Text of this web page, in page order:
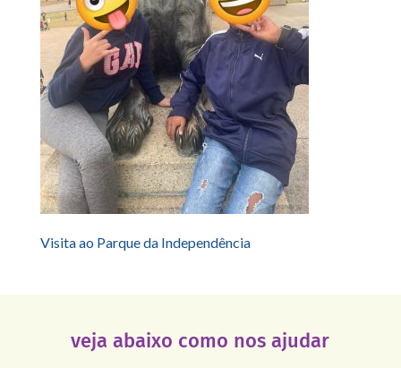
Visita ao Parque da Independência
veja abaixo como nos ajudar